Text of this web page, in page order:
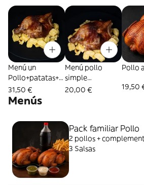
Menú un
Pollo+patatas+2
s+b1l
31,50 €
Menú pollo
simple
1/2p+patatas+1s
20,00 €
Pollo
19,50
Menús
Pack familiar Pollo
2 pollos +
3 Salsas